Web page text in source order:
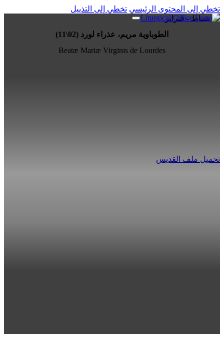
تخطي إلى المحتوى الرئيسي تخطي إلى التذييل
11 شباط - فبراير
الطوباوية مريم، عذراء لورد (02\11)
Beatæ Mariæ Virginis de Lourdes
تحميل ملف القديس